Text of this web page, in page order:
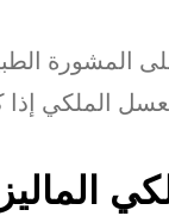
المشورة
الملكي إذا